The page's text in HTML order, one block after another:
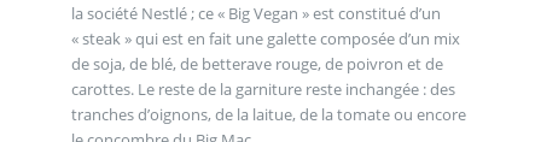
la société Nestlé ; ce « Big Vegan » est constitué d’un
« steak » qui est en fait une galette composée d’un mix
de soja, de blé, de betterave rouge, de poivron et de
carottes. Le reste de la garniture reste inchangée : des
tranches d’oignons, de la laitue, de la tomate ou encore